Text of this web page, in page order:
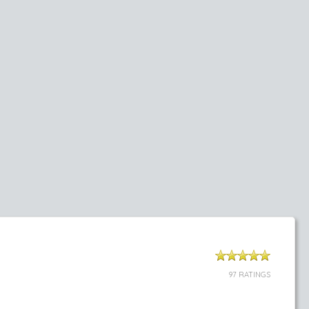
97 RATINGS